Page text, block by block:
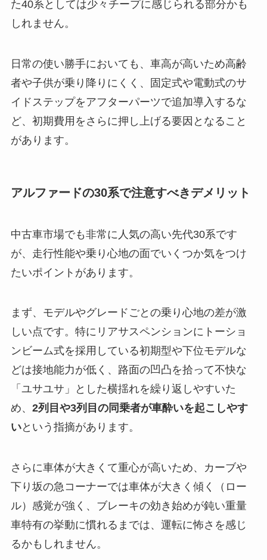
た40系としては少々チープに感じられる部分かも
しれません。
日常の使い勝手においても、車高が高いため高齢
者や子供が乗り降りにくく、固定式や電動式のサ
イドステップをアフターパーツで追加導入するな
ど、初期費用をさらに押し上げる要因となること
があります。
アルファードの30系で注意すべきデメリット
中古車市場でも非常に人気の高い先代30系です
が、走行性能や乗り心地の面でいくつか気をつけ
たいポイントがあります。
まず、モデルやグレードごとの乗り心地の差が激
しい点です。特にリアサスペンションにトーショ
ンビーム式を採用している初期型や下位モデルな
どは接地能力が低く、路面の凹凸を拾って不快な
「ユサユサ」とした横揺れを繰り返しやすいた
め、 2列目や3列目の同乗者が車酔いを起こしやす
いという指摘があります。
さらに車体が大きくて重心が高いため、カーブや
下り坂の急コーナーでは車体が大きく傾く（ロー
ル）感覚が強く、ブレーキの効き始めが鈍い重量
車特有の挙動に慣れるまでは、運転に怖さを感じ
るかもしれません。